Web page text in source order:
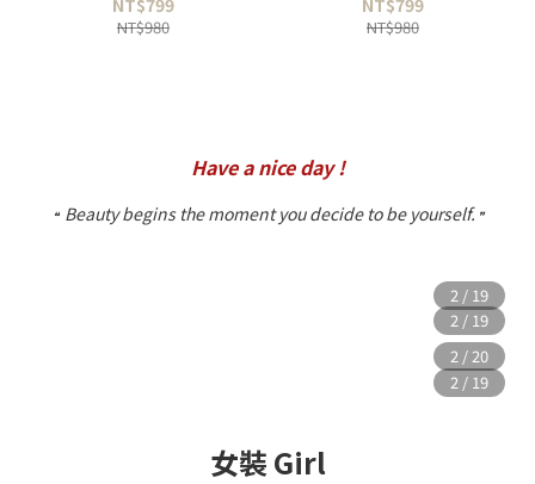
NT$799
NT$980
NT$799
NT$980
Have a nice day !
❝ Beauty begins the moment you decide to be yourself. ❞
女裝 Girl